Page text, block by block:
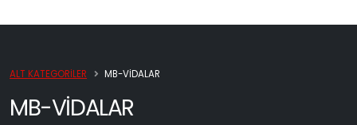
MB-VIDALAR
ALT KATEGORILER MB-VIDALAR